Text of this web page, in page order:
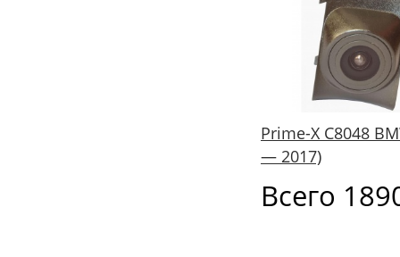
Prime-X С8048
— 2017)
Всего